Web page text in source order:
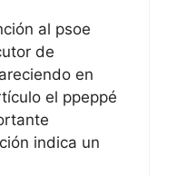
al psoe
de
en
el ppeppé
indica un